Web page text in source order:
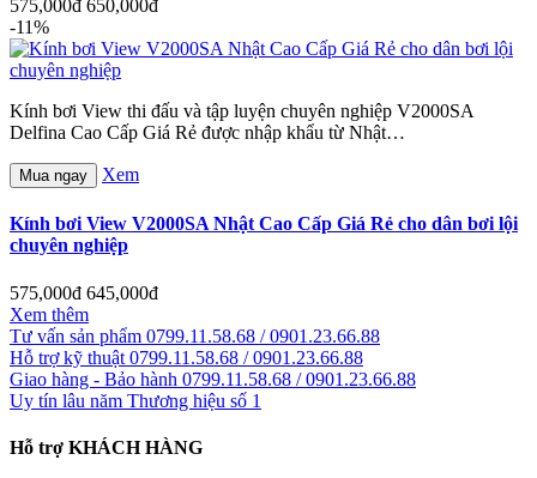
575,000đ 650,000đ
-11%
Kính bơi View thi đấu và tập luyện chuyên nghiệp V2000SA
Delfina Cao Cấp Giá Rẻ được nhập khẩu từ Nhật…
Mua ngay Xem
Kính bơi View V2000SA Nhật Cao Cấp Giá Rẻ cho dân bơi lội
chuyên nghiệp
575,000đ 645,000đ
Xem thêm
Tư vấn sản phẩm 0799.11.58.68 / 0901.23.66.88
Hỗ trợ kỹ thuật 0799.11.58.68 / 0901.23.66.88
Giao hàng - Bảo hành 0799.11.58.68 / 0901.23.66.88
Uy tín lâu năm Thương hiệu số 1
Hỗ trợ KHÁCH HÀNG